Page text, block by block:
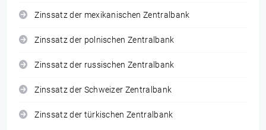
Zinssatz der mexikanischen Zentralbank
Zinssatz der polnischen Zentralbank
Zinssatz der russischen Zentralbank
Zinssatz der Schweizer Zentralbank
Zinssatz der türkischen Zentralbank